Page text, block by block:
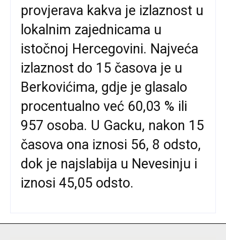
provjerava kakva je izlaznost u
lokalnim zajednicama u
istočnoj Hercegovini. Najveća
izlaznost do 15 časova je u
Berkovićima, gdje je glasalo
procentualno već 60,03 % ili
957 osoba. U Gacku, nakon 15
časova ona iznosi 56, 8 odsto,
dok je najslabija u Nevesinju i
iznosi 45,05 odsto.